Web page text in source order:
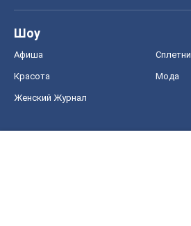
Шоу
Афиша Сплетни
Красота Мода
Женский Журнал